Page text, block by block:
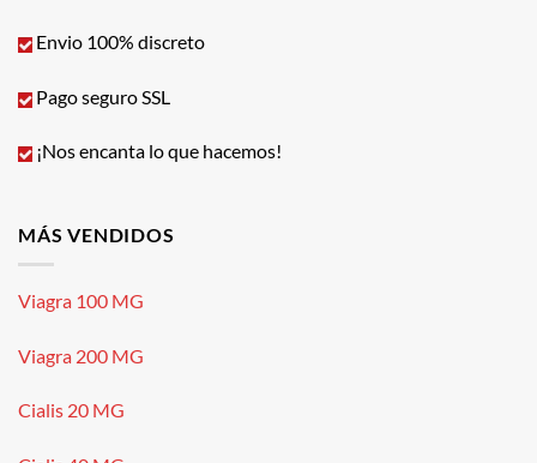
Envio 100% discreto
Pago seguro SSL
¡Nos encanta lo que hacemos!
MÁS VENDIDOS
Viagra 100 MG
Viagra 200 MG
Cialis 20 MG